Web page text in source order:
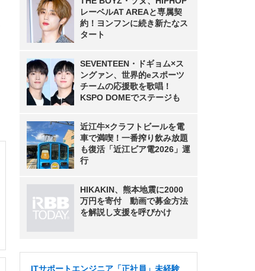
レーベルAT AREAと専属契
約！ヨンフンに続き新たなス
タート
SEVENTEEN・ドギョム×ス
ングァン、世界的eスポーツ
チームの応援歌を歌唱！
KSPO DOMEでステージも
近江牛×クラフトビールを電
車で満喫！一番搾り飲み放題
も復活「近江ビア電2026」運
行
HIKAKIN、熊本地震に2000
万円を寄付 動画で募金方法
を解説し支援を呼びかけ
ITサポートエンジニア「正社員」未経験